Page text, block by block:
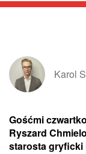
Karol
Gośćmi
Ryszard
starosta gryficki